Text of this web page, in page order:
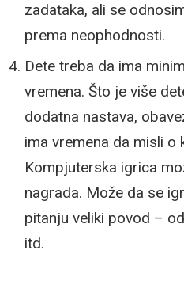
zadataka, ali se
prema neophodnosti.
Dete treba da ima
vremena. Što je više
dodatna nastava,
ima vremena da misli
Kompjuterska igrica
nagrada. Može da se
pitanju veliki povod –
itd.